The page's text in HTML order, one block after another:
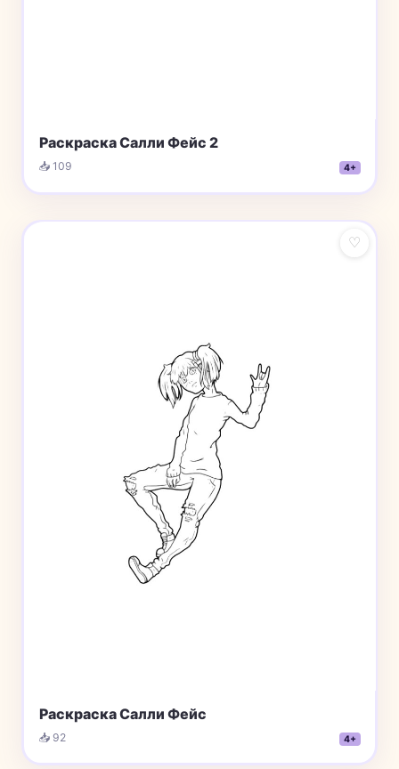
Раскраска Салли Фейс 2
📥 109 4+
♡
Раскраска Салли Фейс
📥 92 4+